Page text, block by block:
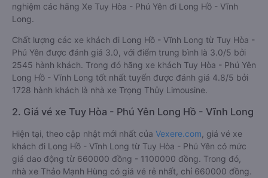
nghiệm các hãng Xe Tuy Hòa - Phú Yên đi Long Hồ - Vĩnh
Long.
Chất lượng các xe khách đi Long Hồ - Vĩnh Long từ Tuy Hòa -
Phú Yên được đánh giá 3.0, với điểm trung bình là 3.0/5 bởi
2545 hành khách. Trong đó hãng xe khách Tuy Hòa - Phú Yên
Long Hồ - Vĩnh Long tốt nhất tuyến được đánh giá 4.8/5 bởi
1728 hành khách là nhà xe Trọng Thủy Limousine.
2. Giá vé xe Tuy Hòa - Phú Yên Long Hồ - Vĩnh Long
Hiện tại, theo cập nhật mới nhất của Vexere.com , giá vé xe
khách đi Long Hồ - Vĩnh Long từ Tuy Hòa - Phú Yên có mức
giá dao động từ 660000 đồng - 1100000 đồng. Trong đó,
nhà xe Thảo Mạnh Hùng có giá vé rẻ nhất, chỉ 660000 đồng.